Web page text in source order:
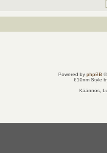
Powered by phpBB
610nm Style
Käännös,